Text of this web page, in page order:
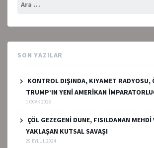
SON YAZILAR
KONTROL DIŞINDA, KIYAMET RADYOSU,
TRUMP’IN YENİ AMERİKAN
1 OCAK 2026
ÇÖL GEZEGENİ DUNE, FISILDANAN MEHDİ
YAKLAŞAN KUTSAL SAVAŞI
29 EYLÜL 2024